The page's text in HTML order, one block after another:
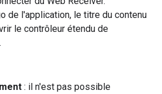
de l'application, le titre du contenu
le contrôleur étendu de
: il n'est pas possible